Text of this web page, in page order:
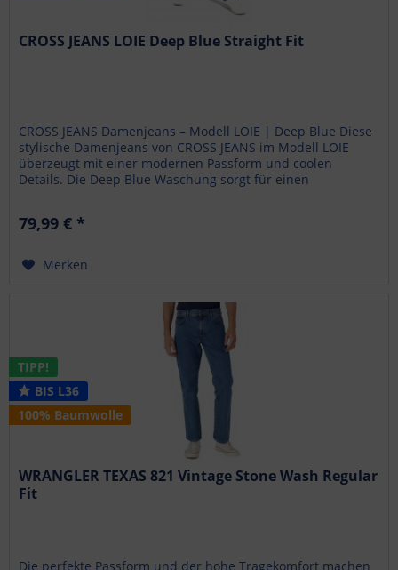
CROSS JEANS LOIE Deep Blue Straight Fit
CROSS JEANS Damenjeans – Modell LOIE | Deep Blue Diese
stylische Damenjeans von CROSS JEANS im Modell LOIE
überzeugt mit einer modernen Passform und coolen
Details. Die Deep Blue Waschung sorgt für einen
79,99 € *
Merken
TIPP!
BIS L36
100% Baumwolle
WRANGLER TEXAS 821 Vintage Stone Wash Regular
Fit
Die perfekte Passform und der hohe Tragekomfort machen